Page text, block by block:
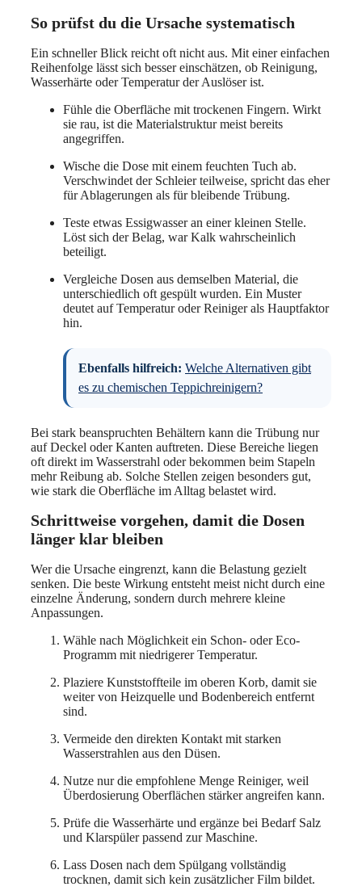
So prüfst du die Ursache systematisch
Ein schneller Blick reicht oft nicht aus. Mit einer einfachen
Reihenfolge lässt sich besser einschätzen, ob Reinigung,
Wasserhärte oder Temperatur der Auslöser ist.
Fühle die Oberfläche mit trockenen Fingern. Wirkt
sie rau, ist die Materialstruktur meist bereits
angegriffen.
Wische die Dose mit einem feuchten Tuch ab.
Verschwindet der Schleier teilweise, spricht das eher
für Ablagerungen als für bleibende Trübung.
Teste etwas Essigwasser an einer kleinen Stelle.
Löst sich der Belag, war Kalk wahrscheinlich
beteiligt.
Vergleiche Dosen aus demselben Material, die
unterschiedlich oft gespült wurden. Ein Muster
deutet auf Temperatur oder Reiniger als Hauptfaktor
hin.
Ebenfalls hilfreich: Welche Alternativen gibt
es zu chemischen Teppichreinigern?
Bei stark beanspruchten Behältern kann die Trübung nur
auf Deckel oder Kanten auftreten. Diese Bereiche liegen
oft direkt im Wasserstrahl oder bekommen beim Stapeln
mehr Reibung ab. Solche Stellen zeigen besonders gut,
wie stark die Oberfläche im Alltag belastet wird.
Schrittweise vorgehen, damit die Dosen
länger klar bleiben
Wer die Ursache eingrenzt, kann die Belastung gezielt
senken. Die beste Wirkung entsteht meist nicht durch eine
einzelne Änderung, sondern durch mehrere kleine
Anpassungen.
Wähle nach Möglichkeit ein Schon- oder Eco-
Programm mit niedrigerer Temperatur.
Plaziere Kunststoffteile im oberen Korb, damit sie
weiter von Heizquelle und Bodenbereich entfernt
sind.
Vermeide den direkten Kontakt mit starken
Wasserstrahlen aus den Düsen.
Nutze nur die empfohlene Menge Reiniger, weil
Überdosierung Oberflächen stärker angreifen kann.
Prüfe die Wasserhärte und ergänze bei Bedarf Salz
und Klarspüler passend zur Maschine.
Lass Dosen nach dem Spülgang vollständig
trocknen, damit sich kein zusätzlicher Film bildet.